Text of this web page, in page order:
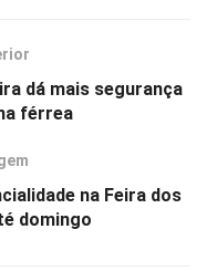
dá mais segurança
férrea
na Feira dos
domingo